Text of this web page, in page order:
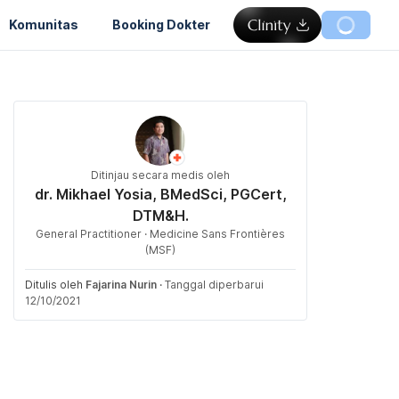
Komunitas Booking Dokter
Ditinjau secara medis oleh
dr. Mikhael Yosia, BMedSci, PGCert,
DTM&H.
General Practitioner · Medicine Sans Frontières
(MSF)
Ditulis oleh Fajarina Nurin · Tanggal diperbarui
12/10/2021